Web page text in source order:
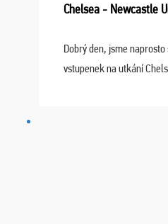
Chelsea - Newcastle
Dobrý den, jsme
vstupenek na utkání